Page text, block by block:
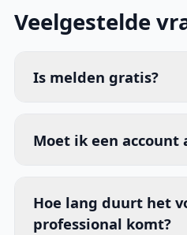
Veelgestelde
Is melden gratis?
Moet ik een account
Hoe lang duurt het
professional komt?